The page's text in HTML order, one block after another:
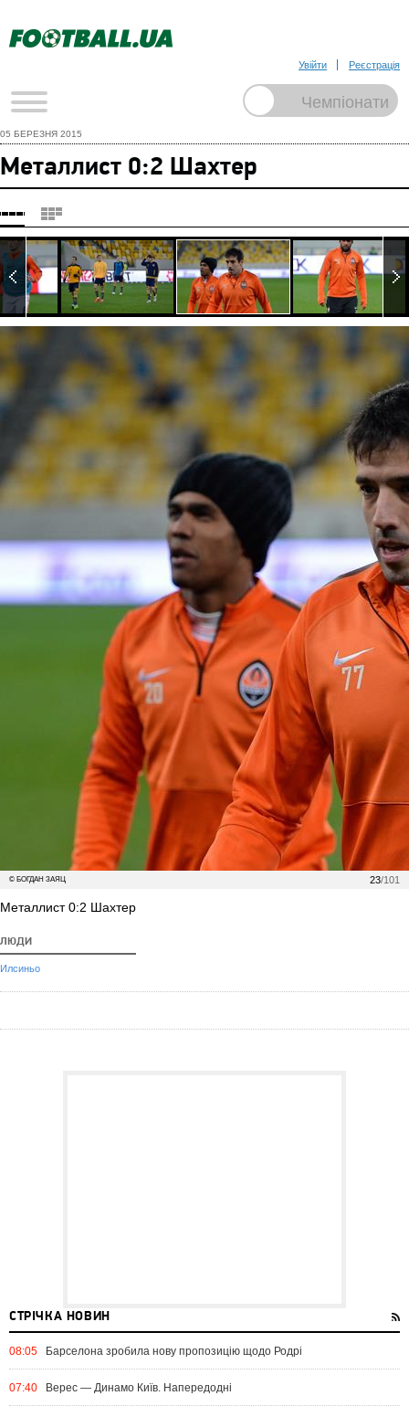
Увійти Реєстрація
05 БЕРЕЗНЯ 2015
Металлист 0:2 Шахтер
23/101
© БОГДАН ЗАЯЦ
Металлист 0:2 Шахтер
ЛЮДИ
Илсиньо
СТРІЧКА НОВИН
08:05 Барселона зробила нову пропозицію щодо Родрі
07:40 Верес — Динамо Київ. Напередодні